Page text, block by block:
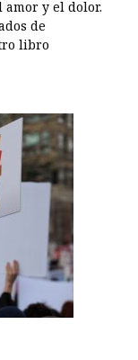
amor y el dolor.
de
libro